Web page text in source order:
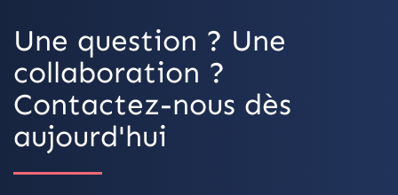
Une question ? Une
collaboration ?
Contactez-nous dès
aujourd'hui